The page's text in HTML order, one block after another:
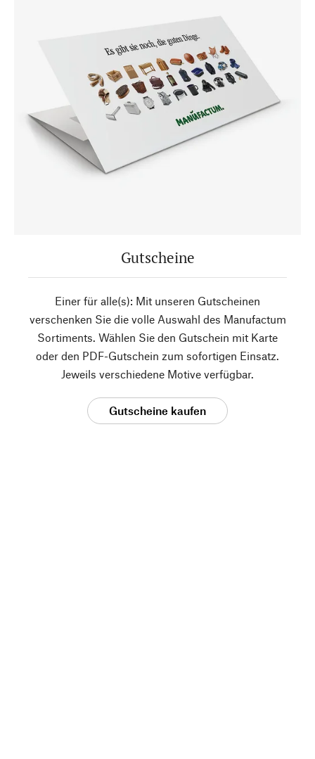
Gutscheine
Einer für alle(s): Mit unseren Gutscheinen
verschenken Sie die volle Auswahl des Manufactum
Sortiments. Wählen Sie den Gutschein mit Karte
oder den PDF-Gutschein zum sofortigen Einsatz.
Jeweils verschiedene Motive verfügbar.
Gutscheine kaufen